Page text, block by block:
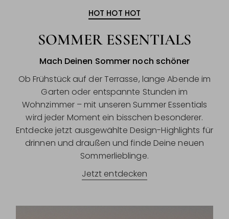
HOT HOT HOT
SOMMER ESSENTIALS
Mach Deinen Sommer noch schöner
Ob Frühstück auf der Terrasse, lange Abende im
Garten oder entspannte Stunden im
Wohnzimmer – mit unseren Summer Essentials
wird jeder Moment ein bisschen besonderer.
Entdecke jetzt ausgewählte Design-Highlights für
drinnen und draußen und finde Deine neuen
Sommerlieblinge.
Jetzt entdecken